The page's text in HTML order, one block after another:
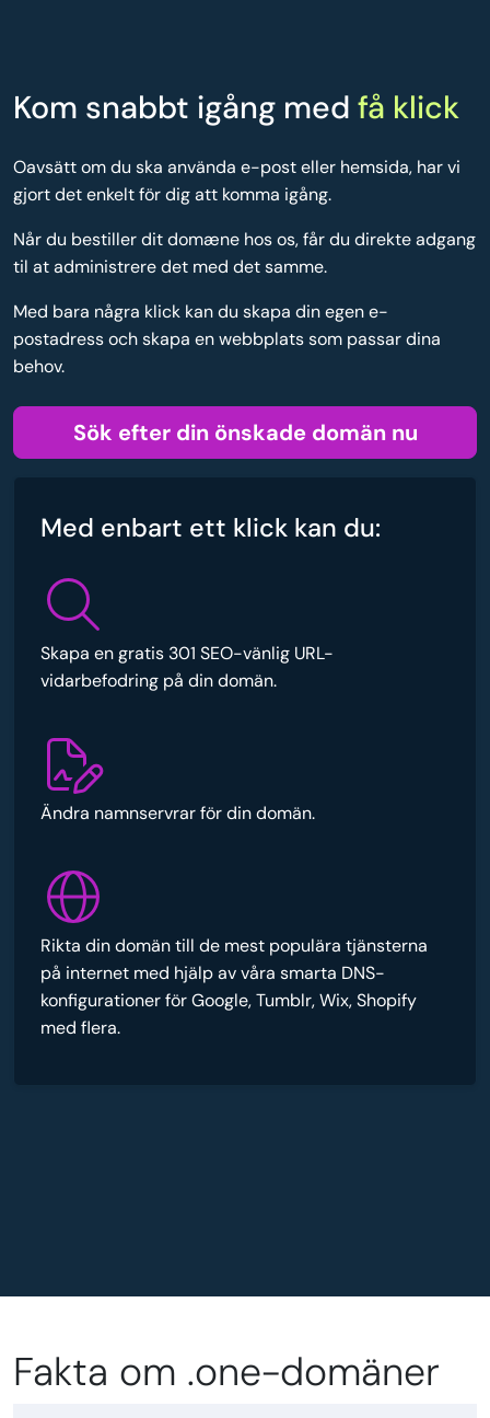
Kom snabbt igång med få klick
Oavsätt om du ska använda e-post eller hemsida, har vi
gjort det enkelt för dig att komma igång.
Når du bestiller dit domæne hos os, får du direkte adgang
til at administrere det med det samme.
Med bara några klick kan du skapa din egen e-
postadress och skapa en webbplats som passar dina
behov.
Sök efter din önskade domän nu
Med enbart ett klick kan du:
Skapa en gratis 301 SEO-vänlig URL-
vidarbefodring på din domän.
Ändra namnservrar för din domän.
Rikta din domän till de mest populära tjänsterna
på internet med hjälp av våra smarta DNS-
konfigurationer för Google, Tumblr, Wix, Shopify
med flera.
Fakta om .one-domäner